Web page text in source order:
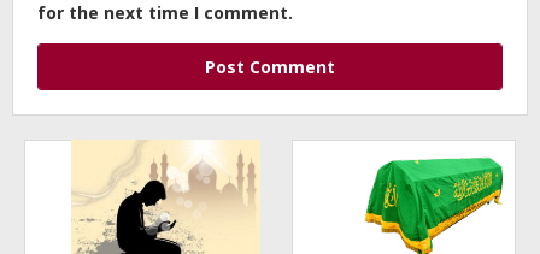
for the next time I comment.